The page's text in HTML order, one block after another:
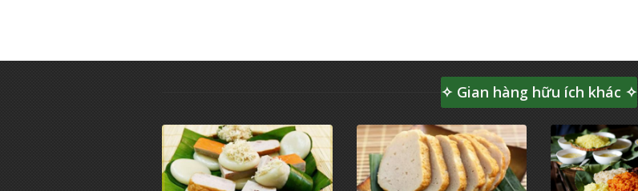
✧ Gian hàng hữu ích khác ✧